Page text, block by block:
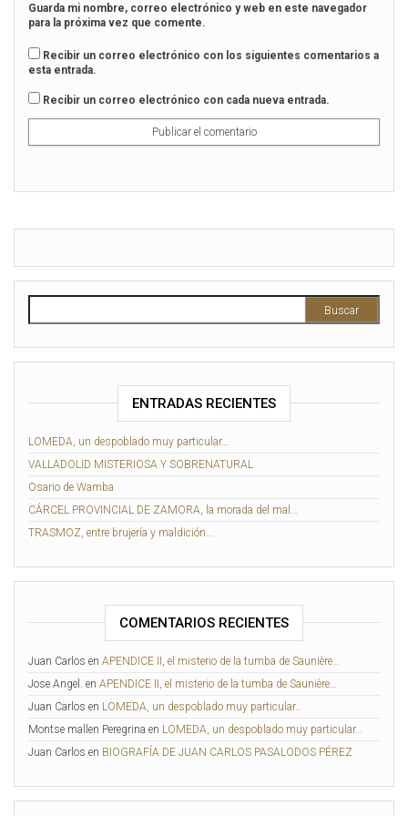
Guarda mi nombre, correo electrónico y web en este navegador
para la próxima vez que comente.
Recibir un correo electrónico con los siguientes comentarios a
esta entrada.
Recibir un correo electrónico con cada nueva entrada.
ENTRADAS RECIENTES
LOMEDA, un despoblado muy particular…
VALLADOLID MISTERIOSA Y SOBRENATURAL
Osario de Wamba
CÁRCEL PROVINCIAL DE ZAMORA, la morada del mal…
TRASMOZ, entre brujería y maldición…
COMENTARIOS RECIENTES
Juan Carlos en APENDICE II, el misterio de la tumba de Saunière…
Jose Angel. en APENDICE II, el misterio de la tumba de Saunière…
Juan Carlos en LOMEDA, un despoblado muy particular…
Montse mallen Peregrina en LOMEDA, un despoblado muy particular…
Juan Carlos en BIOGRAFÍA DE JUAN CARLOS PASALODOS PÉREZ